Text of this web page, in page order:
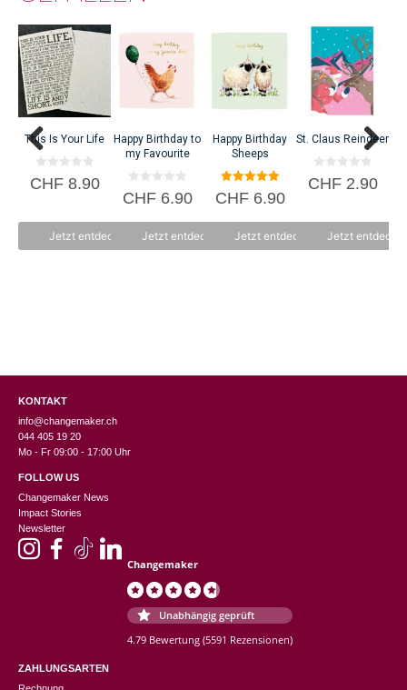
This Is Your Life
0
v
5
CHF8.90
Jetzt entdecken
Happy Birthday to
my Favourite
0
v
n
CHF6.90
Jetzt entdecken
Happy Birthday
Sheeps
5.00
von 5
CHF6.90
Jetzt entdecken
St. Claus Reindeer
0
v
5
CHF2.90
Jetzt
KONTAKT
info@changemaker.ch
044 405 19 20
Mo - Fr 09:00 - 17:00 Uhr
FOLLOW US
Changemaker News
Impact Stories
Newsletter
Changemaker
Unabhängig geprüft
4.79 Bewertung (5591 Rezensionen)
ZAHLUNGSARTEN